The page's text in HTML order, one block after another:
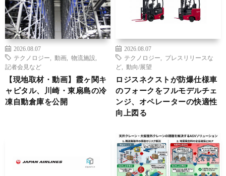
2026.08.07
テクノロジー
動画 物流施設
記者会見など
【現地取材・動画】霞ヶ関キ
ャピタル、川崎・東扇島の冷
凍自動倉庫を公開
2026.08.07
テクノロジー
プレスリリースな
ど
動向/展望
ロジスネクストが防爆仕様車
のフォークをフルモデルチェ
ンジ、オペレーターの快適性
向上図る